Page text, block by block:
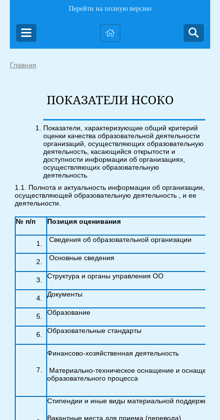
Перейти на полную версию
Главная
ПОКАЗАТЕЛИ НСОКО
Показатели, характеризующие общий критерий
оценки качества образовательной деятельности
организаций, осуществляющих образовательную
деятельность, касающийся открытости и
доступности информации об организациях,
осуществляющих образовательную
деятельность.
1.1. Полнота и актуальность информации об организации,
осуществляющей образовательную деятельность , и ее
деятельности.
№ п/п Позиция оценивания
Сведения об образовательной организации
Основные сведения
Структура и органы управления ОО
Документы
Образование
Образовательные стандарты
Финансово-хозяйственная деятельность
Материально-техническое оснащение и
образовательного процесса
Стипендии и иные виды материальной поддержки
Вакантные места для приема (перевода)